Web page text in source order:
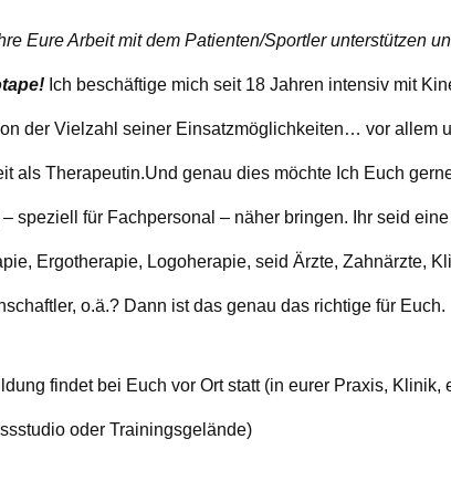
Eure Arbeit mit dem Patienten/Sportler unterstützen
Ich beschäftige mich seit 18 Jahren intensiv mit
der Vielzahl seiner Einsatzmöglichkeiten… vor allem
als Therapeutin.Und genau dies möchte Ich Euch
speziell für Fachpersonal – näher bringen. Ihr seid
Ergotherapie, Logoherapie, seid Ärzte, Zahnärzte,
o.ä.? Dann ist das genau das richtige für Euch.
findet bei Euch vor Ort statt (in eurer Praxis, Klinik,
oder Trainingsgelände)